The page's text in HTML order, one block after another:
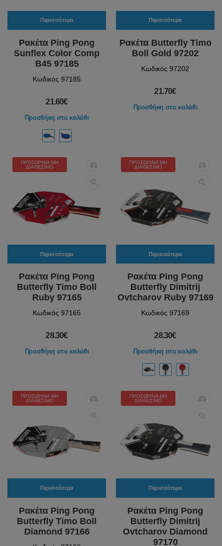
Περισσότερα
Ρακέτα Ping Pong
Sunflex Color Comp
B45 97185
Κωδικός 97185
21.60€
Προσθήκη στο καλάθι
Περισσότερα
Ρακέτα Butterfly Timo
Boll Gold 97202
Κωδικός 97202
21.70€
Προσθήκη στο καλάθι
ΠΡΟΣΩΡΙΝΆ ΜΗ
ΔΙΑΘΈΣΙΜΟ
Περισσότερα
Ρακέτα Ping Pong
Butterfly Timo Boll
Ruby 97165
Κωδικός 97165
28.30€
Προσθήκη στο καλάθι
ΠΡΟΣΩΡΙΝΆ ΜΗ
ΔΙΑΘΈΣΙΜΟ
Περισσότερα
Ρακέτα Ping Pong
Butterfly Dimitrij
Ovtcharov Ruby 97169
Κωδικός 97169
28.30€
Προσθήκη στο καλάθι
ΠΡΟΣΩΡΙΝΆ ΜΗ
ΔΙΑΘΈΣΙΜΟ
Περισσότερα
Ρακέτα Ping Pong
Butterfly Timo Boll
Diamond 97166
ΠΡΟΣΩΡΙΝΆ ΜΗ
ΔΙΑΘΈΣΙΜΟ
Περισσότερα
Ρακέτα Ping Pong
Butterfly Dimitrij
Ovtcharov Diamond
97170